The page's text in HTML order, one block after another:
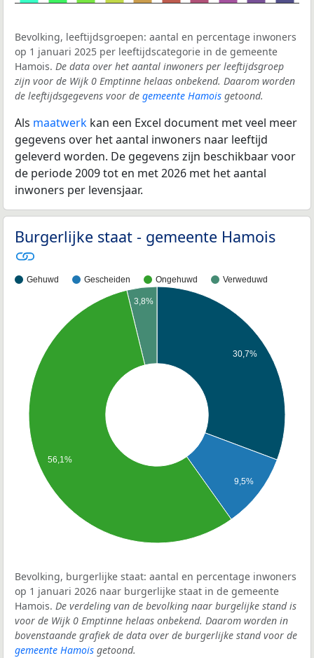
Bevolking, leeftijdsgroepen: aantal en percentage inwoners
op 1 januari 2025 per leeftijdscategorie in de gemeente
Hamois. De data over het aantal inwoners per leeftijdsgroep
zijn voor de Wijk 0 Emptinne helaas onbekend. Daarom worden
de leeftijdsgegevens voor de gemeente Hamois getoond.
Als maatwerk kan een Excel document met veel meer
gegevens over het aantal inwoners naar leeftijd
geleverd worden. De gegevens zijn beschikbaar voor
de periode 2009 tot en met 2026 met het aantal
inwoners per levensjaar.
Burgerlijke staat - gemeente Hamois
Gehuwd Gescheiden Ongehuwd Verweduwd
30,7%
9,5%
3,8%
56,1%
Bevolking, burgerlijke staat: aantal en percentage inwoners
op 1 januari 2026 naar burgerlijke staat in de gemeente
Hamois. De verdeling van de bevolking naar burgelijke stand is
voor de Wijk 0 Emptinne helaas onbekend. Daarom worden in
bovenstaande grafiek de data over de burgerlijke stand voor de
gemeente Hamois getoond.